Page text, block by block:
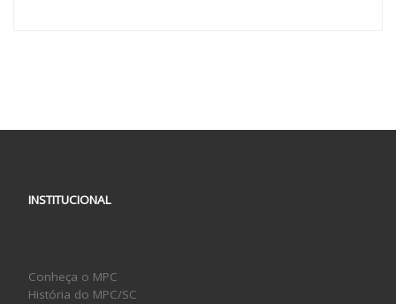
INSTITUCIONAL
Conheça o MPC
História do MPC/SC